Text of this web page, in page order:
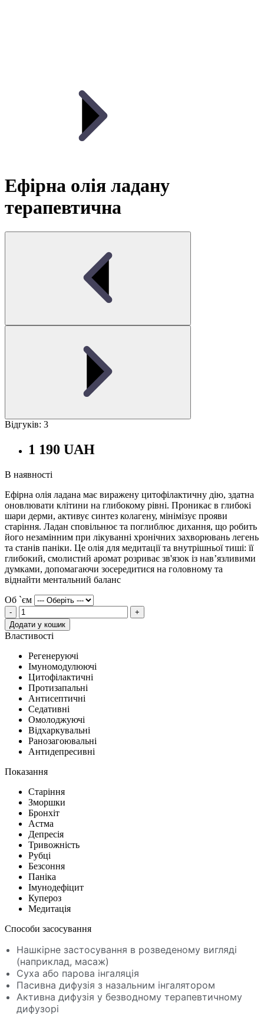
Ефірна олія ладану
терапевтична
Відгуків: 3
1 190 UAH
В наявності
Ефірна олія ладана має виражену цитофілактичну дію, здатна
оновлювати клітини на глибокому рівні. Проникає в глибокі
шари дерми, активує синтез колагену, мінімізує прояви
старіння. Ладан сповільнює та поглиблює дихання, що робить
його незамінним при лікуванні хронічних захворювань легень
та станів паніки. Це олія для медитації та внутрішньої тиші: її
глибокий, смолистий аромат розриває зв'язок із нав’язливими
думками, допомагаючи зосередитися на головному та
віднайти ментальний баланс
Об `єм
-
+
Додати у кошик
Властивості
Регенеруючі
Імуномодулюючі
Цитофілактичні
Протизапальні
Антисептичні
Седативні
Омолоджуючі
Відхаркувальні
Ранозагоювальні
Антидепресивні
Показання
Старіння
Зморшки
Бронхіт
Астма
Депресія
Тривожність
Рубці
Безсоння
Паніка
Імунодефіцит
Купероз
Медитація
Способи засосування
Нашкірне застосування в розведеному вигляді
(наприклад, масаж)
Суха або парова інгаляція
Пасивна дифузія з назальним інгалятором
Активна дифузія у безводному терапевтичному
дифузорі